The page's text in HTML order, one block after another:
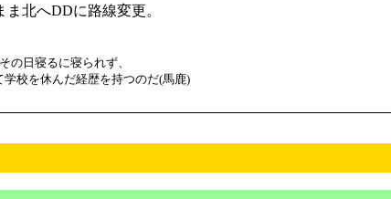
北へDDに路線変更。
の日寝るに寝られず、
校を休んだ経歴を持つのだ(馬鹿)